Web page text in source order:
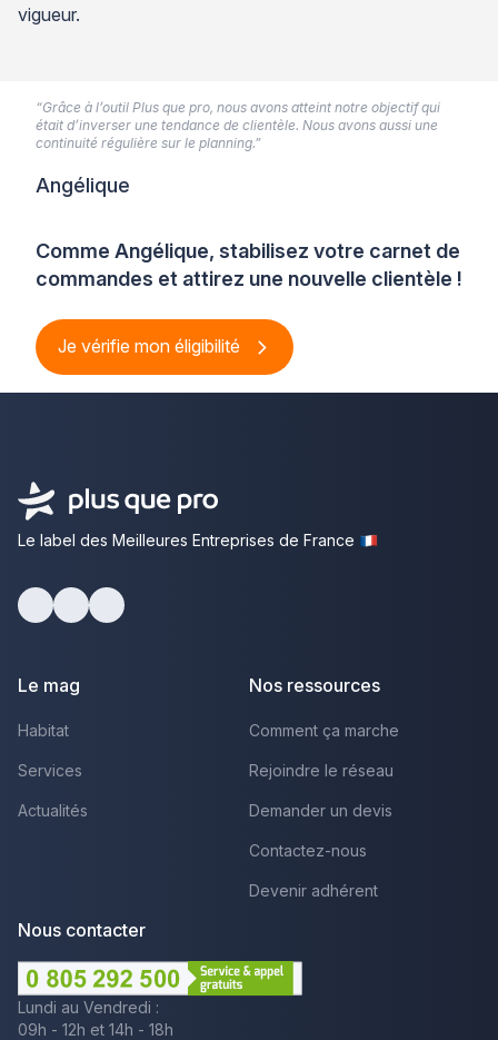
vigueur.
Comme Angélique, stabilisez votre carnet de
commandes et attirez une nouvelle clientèle !
Je vérifie mon éligibilité
“Grâce à l’outil Plus que pro, nous avons atteint notre objectif qui
était d’inverser une tendance de clientèle. Nous avons aussi une
continuité régulière sur le planning.”
Angélique
Le label des Meilleures Entreprises de France
Le mag
Habitat
Services
Actualités
Nos ressources
Comment ça marche
Rejoindre le réseau
Demander un devis
Contactez-nous
Devenir adhérent
Nous contacter
Lundi au Vendredi :
09h - 12h et 14h - 18h